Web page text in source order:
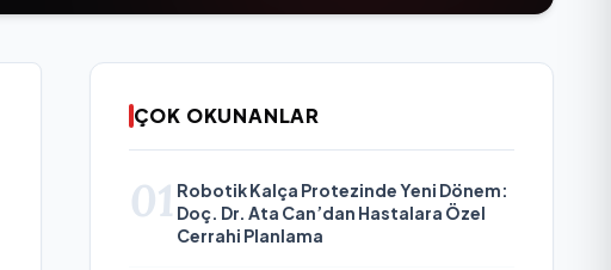
ÇOK OKUNANLAR
01 Robotik Kalça Protezinde Yeni Dönem:
Doç. Dr. Ata Can’dan Hastalara Özel
Cerrahi Planlama